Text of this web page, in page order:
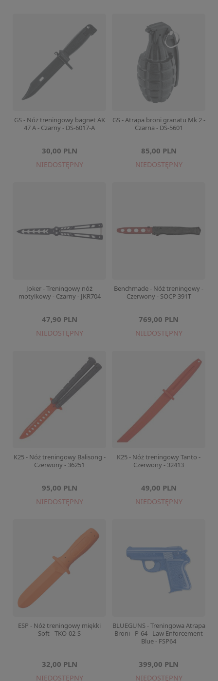
GS - Nóż treningowy bagnet AK
47 A - Czarny - DS-6017-A
30,00 PLN
NIEDOSTĘPNY
GS - Atrapa broni granatu Mk 2 -
Czarna - DS-5601
85,00 PLN
NIEDOSTĘPNY
Joker - Treningowy nóż
motylkowy - Czarny - JKR704
47,90 PLN
NIEDOSTĘPNY
Benchmade - Nóż treningowy -
Czerwony - SOCP 391T
769,00 PLN
NIEDOSTĘPNY
K25 - Nóż treningowy Balisong -
Czerwony - 36251
95,00 PLN
NIEDOSTĘPNY
K25 - Nóż treningowy Tanto -
Czerwony - 32413
49,00 PLN
NIEDOSTĘPNY
ESP - Nóż treningowy miękki
Soft - TKO-02-S
32,00 PLN
NIEDOSTĘPNY
BLUEGUNS - Treningowa Atrapa
Broni - P-64 - Law Enforcement
Blue - FSP64
399,00 PLN
NIEDOSTĘPNY